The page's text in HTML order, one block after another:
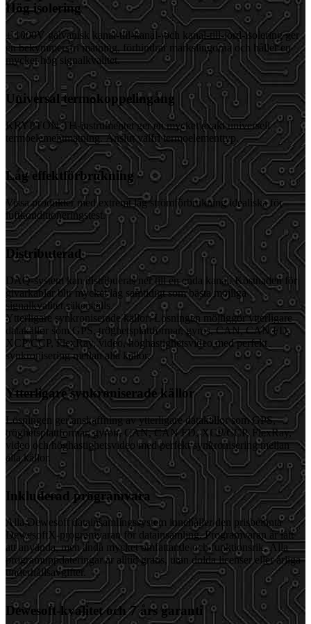
Hög isolering
± 1000V galvanisk kanal-till-kanal- och kanal-till-jord-isolering ger
en bekymmersfri mätning, förhindrar markslingorna och håller en
mycket hög signalkvalitet.
Universal termokoppelingång
KRYPTON TH-instrumentet ger en mycket exakt universell
termoelementmätning. Anslut valfri termoelementtyp.
Låg effektförbrukning
Vissa produkter med extremt låg strömförbrukning idealiska för
luftkonditioneringstest.
Distributerad
DAQ-system kan distribueras ner till en enda kanal. Kostnaden för
givarkablar blir mycket låg samtidigt som bästa möjliga
signalkvalitet säkerställs.
Ytterligare synkroniserade källor: Lösningen möjliggör ytterligare
datakällor som GPS, tröghetsplattformar, gyros, CAN, CAN FD,
XCP/CCP, FlexRay, video, höghastighetsvideo med perfekt
synkronisering mellan alla källor.
Ytterligare synkroniserade källor
Lösningen ger anskaffning av ytterligare datakällor som GPS,
tröghetsplattformar, gyron, CAN, CAN FD, XCP/CCP, FlexRay,
video och höghastighetsvideo med perfekt synkronisering mellan
alla källor.
Inkluderad programvara
Alla Dewesoft datainsamlingssystem innehåller den prisbelönta
DewesoftX-programvaran för datainsamling. Programvaran är lätt
att använda, men ändå mycket omfattande och funktionsrik. Alla
programuppdateringar är alltid gratis, utan dolda licenser eller årliga
underhållsavgifter.
Dewesoft-kvalitet och 7 års garanti